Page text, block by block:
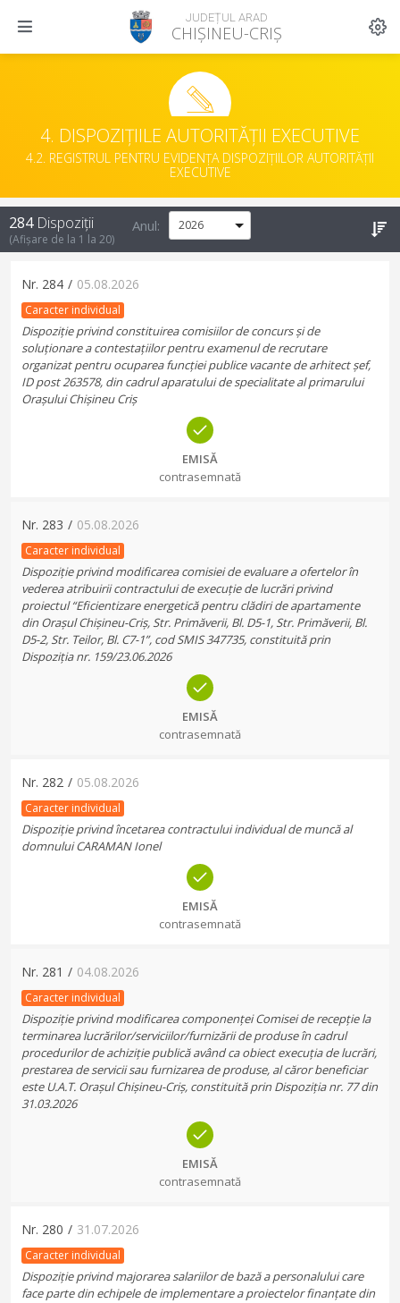
JUDEȚUL ARAD
CHIȘINEU-CRIȘ
4. DISPOZIȚIILE AUTORITĂȚII EXECUTIVE
4.2. REGISTRUL PENTRU EVIDENȚA DISPOZIȚIILOR AUTORITĂȚII
EXECUTIVE
284 Dispoziții
(Afișare de la 1 la 20)
Anul:
Nr. 284 / 05.08.2026
Caracter individual
Dispoziție privind constituirea comisiilor de concurs și de
soluționare a contestațiilor pentru examenul de recrutare
organizat pentru ocuparea funcției publice vacante de arhitect șef,
ID post 263578, din cadrul aparatului de specialitate al primarului
Orașului Chișineu Criș
EMISĂ
contrasemnată
Nr. 283 / 05.08.2026
Caracter individual
Dispoziție privind modificarea comisiei de evaluare a ofertelor în
vederea atribuirii contractului de execuție de lucrări privind
proiectul “Eficientizare energetică pentru clădiri de apartamente
din Orașul Chișineu-Criș, Str. Primăverii, Bl. D5-1, Str. Primăverii, Bl.
D5-2, Str. Teilor, Bl. C7-1”, cod SMIS 347735, constituită prin
Dispoziția nr. 159/23.06.2026
EMISĂ
contrasemnată
Nr. 282 / 05.08.2026
Caracter individual
Dispoziție privind încetarea contractului individual de muncă al
domnului CARAMAN Ionel
EMISĂ
contrasemnată
Nr. 281 / 04.08.2026
Caracter individual
Dispoziție privind modificarea componenței Comisei de recepție la
terminarea lucrărilor/serviciilor/furnizării de produse în cadrul
procedurilor de achiziție publică având ca obiect execuția de lucrări,
prestarea de servicii sau furnizarea de produse, al căror beneficiar
este U.A.T. Orașul Chișineu-Criș, constituită prin Dispoziția nr. 77 din
31.03.2026
EMISĂ
contrasemnată
Nr. 280 / 31.07.2026
Caracter individual
Dispoziție privind majorarea salariilor de bază a personalului care
face parte din echipele de implementare a proiectelor finanțate din